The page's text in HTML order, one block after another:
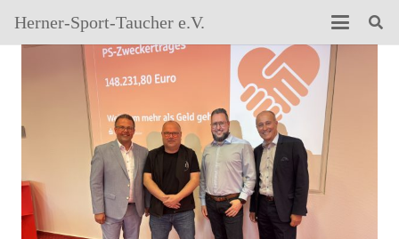
Herner-Sport-Taucher e.V.